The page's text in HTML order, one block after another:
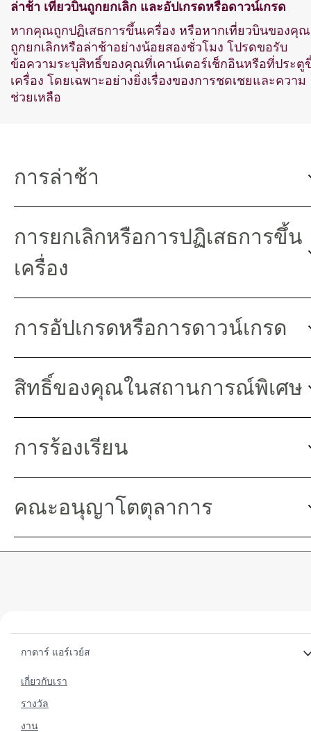
ล่าช้า เที่ยวบินถูกยกเลิก และอัปเกรดหรือดาวน์เกรด
หากคุณถูกปฏิเสธการขึ้นเครื่อง หรือหากเที่ยวบินของคุณ
ถูกยกเลิกหรือล่าช้าอย่างน้อยสองชั่วโมง โปรดขอรับ
ข้อความระบุสิทธิ์ของคุณที่เคาน์เตอร์เช็กอินหรือที่ประตู
เครื่อง โดยเฉพาะอย่างยิ่งเรื่องของการชดเชยและความ
ช่วยเหลือ
การล่าช้า
การยกเลิกหรือการปฏิเสธการขึ้น
เครื่อง
การอัปเกรดหรือการดาวน์เกรด
สิทธิ์ของคุณในสถานการณ์พิเศษ
การร้องเรียน
คณะอนุญาโตตุลาการ
กาตาร์ แอร์เวย์ส
เกี่ยวกับเรา
รางวัล
งาน